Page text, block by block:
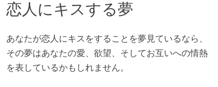
恋人にキスする夢
あなたが恋人にキスをすることを夢見ているなら、
その夢はあなたの愛、欲望、そしてお互いへの情熱
を表しているかもしれません。